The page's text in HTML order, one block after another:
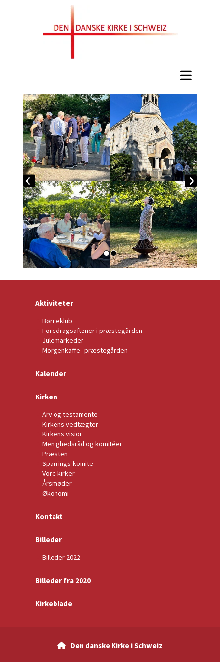
Aktiviteter
Børneklub
Foredragsaftener i præstegården
Julemarkeder
Morgenkaffe i præstegården
Kalender
Kirken
Arv og testamente
Kirkens vedtægter
Kirkens vision
Menighedsråd og komitéer
Præsten
Sparrings-komite
Vore kirker
Årsmøder
Økonomi
Kontakt
Billeder
Billeder 2022
Billeder fra 2020
Kirkeblade
 Den danske Kirke i Schweiz